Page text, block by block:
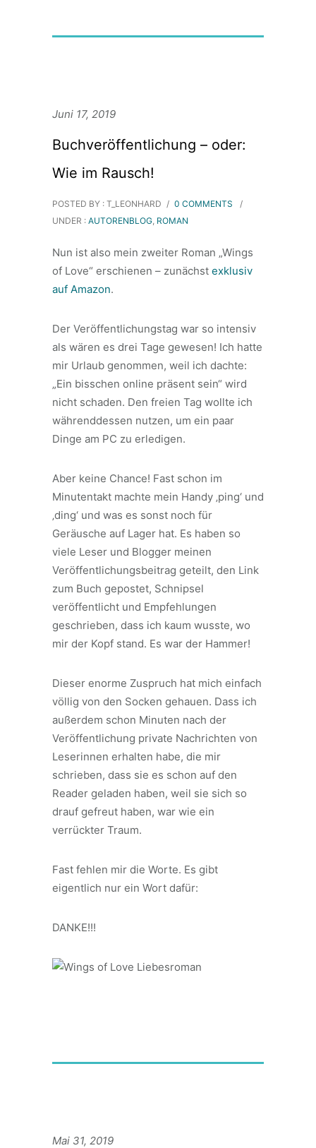
Juni 17, 2019
Buchveröffentlichung – oder:
Wie im Rausch!
POSTED BY : T_LEONHARD / 0 COMMENTS
/
UNDER : AUTORENBLOG, ROMAN
Nun ist also mein zweiter Roman „Wings
of Love“ erschienen – zunächst exklusiv
auf Amazon.
Der Veröffentlichungstag war so intensiv
als wären es drei Tage gewesen! Ich hatte
mir Urlaub genommen, weil ich dachte:
„Ein bisschen online präsent sein“ wird
nicht schaden. Den freien Tag wollte ich
währenddessen nutzen, um ein paar
Dinge am PC zu erledigen.
Aber keine Chance! Fast schon im
Minutentakt machte mein Handy ‚ping‘ und
‚ding‘ und was es sonst noch für
Geräusche auf Lager hat. Es haben so
viele Leser und Blogger meinen
Veröffentlichungsbeitrag geteilt, den Link
zum Buch gepostet, Schnipsel
veröffentlicht und Empfehlungen
geschrieben, dass ich kaum wusste, wo
mir der Kopf stand. Es war der Hammer!
Dieser enorme Zuspruch hat mich einfach
völlig von den Socken gehauen. Dass ich
außerdem schon Minuten nach der
Veröffentlichung private Nachrichten von
Leserinnen erhalten habe, die mir
schrieben, dass sie es schon auf den
Reader geladen haben, weil sie sich so
drauf gefreut haben, war wie ein
verrückter Traum.
Fast fehlen mir die Worte. Es gibt
eigentlich nur ein Wort dafür:
DANKE!!!
Mai 31, 2019